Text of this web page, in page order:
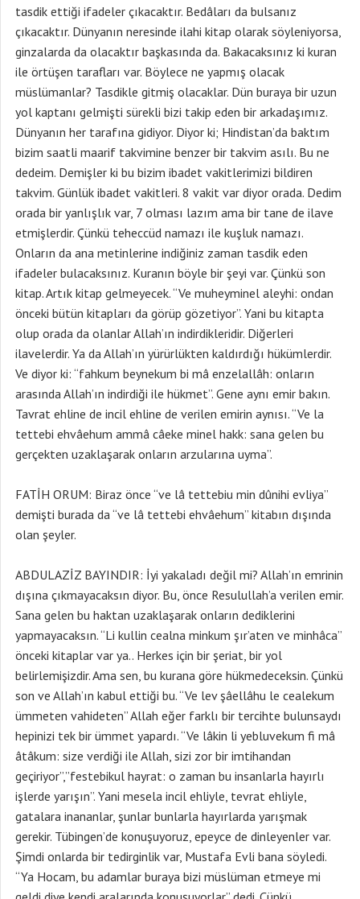
tasdik ettiği ifadeler çıkacaktır. Bedâları da bulsanız
çıkacaktır. Dünyanın neresinde ilahi kitap olarak söyleniyorsa,
ginzalarda da olacaktır başkasında da. Bakacaksınız ki kuran
ile örtüşen tarafları var. Böylece ne yapmış olacak
müslümanlar? Tasdikle gitmiş olacaklar. Dün buraya bir uzun
yol kaptanı gelmişti sürekli bizi takip eden bir arkadaşımız.
Dünyanın her tarafına gidiyor. Diyor ki; Hindistan’da baktım
bizim saatli maarif takvimine benzer bir takvim asılı. Bu ne
dedeim. Demişler ki bu bizim ibadet vakitlerimizi bildiren
takvim. Günlük ibadet vakitleri. 8 vakit var diyor orada. Dedim
orada bir yanlışlık var, 7 olması lazım ama bir tane de ilave
etmişlerdir. Çünkü teheccüd namazı ile kuşluk namazı.
Onların da ana metinlerine indiğiniz zaman tasdik eden
ifadeler bulacaksınız. Kuranın böyle bir şeyi var. Çünkü son
kitap. Artık kitap gelmeyecek. “Ve muheyminel aleyhi: ondan
önceki bütün kitapları da görüp gözetiyor”. Yani bu kitapta
olup orada da olanlar Allah’ın indirdikleridir. Diğerleri
ilavelerdir. Ya da Allah’ın yürürlükten kaldırdığı hükümlerdir.
Ve diyor ki: “fahkum beynekum bi mâ enzelallâh: onların
arasında Allah’ın indirdiği ile hükmet”. Gene aynı emir bakın.
Tavrat ehline de incil ehline de verilen emirin aynısı. “Ve la
tettebi ehvâehum ammâ câeke minel hakk: sana gelen bu
gerçekten uzaklaşarak onların arzularına uyma”.
FATİH ORUM: Biraz önce “ve lâ tettebiu min dûnihi evliya”
demişti burada da “ve lâ tettebi ehvâehum” kitabın dışında
olan şeyler.
ABDULAZİZ BAYINDIR: İyi yakaladı değil mi? Allah’ın emrinin
dışına çıkmayacaksın diyor. Bu, önce Resulullah’a verilen emir.
Sana gelen bu haktan uzaklaşarak onların dediklerini
yapmayacaksın. “Li kullin cealna minkum şır’aten ve minhâca”
önceki kitaplar var ya.. Herkes için bir şeriat, bir yol
belirlemişizdir. Ama sen, bu kurana göre hükmedeceksin. Çünkü
son ve Allah’ın kabul ettiği bu. “Ve lev şâellâhu le cealekum
ümmeten vahideten” Allah eğer farklı bir tercihte bulunsaydı
hepinizi tek bir ümmet yapardı. “Ve lâkin li yebluvekum fi mâ
âtâkum: size verdiği ile Allah, sizi zor bir imtihandan
geçiriyor”,”festebikul hayrat: o zaman bu insanlarla hayırlı
işlerde yarışın”. Yani mesela incil ehliyle, tevrat ehliyle,
gatalara inananlar, şunlar bunlarla hayırlarda yarışmak
gerekir. Tübingen’de konuşuyoruz, epeyce de dinleyenler var.
Şimdi onlarda bir tedirginlik var, Mustafa Evli bana söyledi.
“Ya Hocam, bu adamlar buraya bizi müslüman etmeye mi